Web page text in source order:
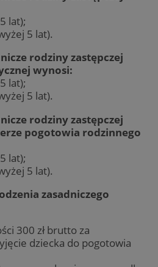
lat);
5 lat).
rodziny zastępczej
wynosi:
lat);
5 lat).
rodziny zastępczej
pogotowia rodzinnego
lat);
5 lat).
zasadniczego
300 zł brutto za
dziecka do pogotowia